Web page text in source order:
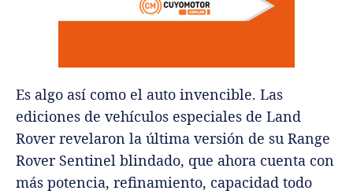
Es algo así como el auto invencible. Las
ediciones de vehículos especiales de Land
Rover revelaron la última versión de su Range
Rover Sentinel blindado, que ahora cuenta con
más potencia, refinamiento, capacidad todo